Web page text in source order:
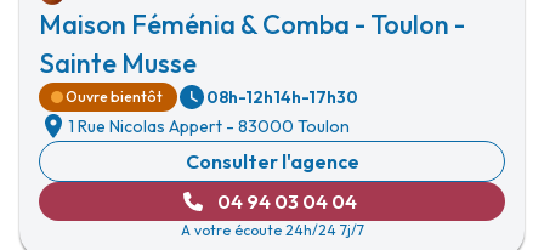
Maison Féménia & Comba - Toulon -
Sainte Musse
Ouvre bientôt 08h-12h14h-17h30
1 Rue Nicolas Appert - 83000 Toulon
Consulter l'agence
04 94 03 04 04
A votre écoute 24h/24 7j/7